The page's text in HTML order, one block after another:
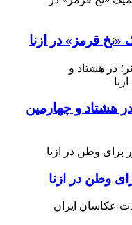
«نخ قرمز» در ازنا
هشتاد و چهارمین
وطن در ازنا